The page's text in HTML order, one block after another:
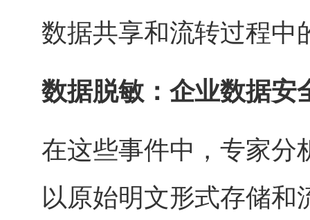
数据共享和流转过程中
数据脱敏：企业数据安
在这些事件中，专家分
以原始明文形式存储和